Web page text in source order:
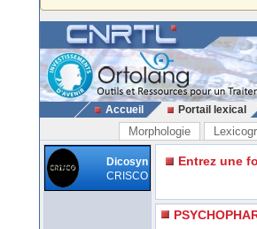
Accueil Portail lexical
Morphologie
Dicosyn
CRISCO
Entrez une